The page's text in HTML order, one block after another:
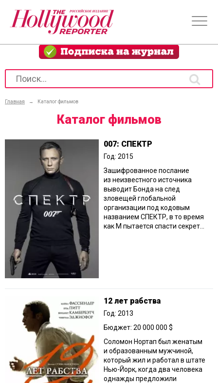
Главная → Каталог фильмов
Каталог фильмов
007: СПЕКТР
Год: 2015
Зашифрованное послание
из неизвестного источника
выводит Бонда на след
зловещей глобальной
организации под кодовым
названием СПЕКТР, в то время
как М пытается спасти секрет...
12 лет рабства
Год: 2013
Бюджет: 20 000 000 $
Соломон Нортап был женатым
и образованным мужчиной,
который жил и работал в штате
Нью-Йорк, когда два человека
однажды предложили